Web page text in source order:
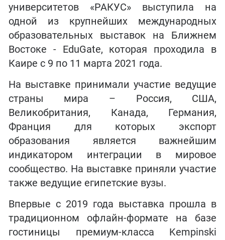
университетов «РАКУС» выступила на
одной из крупнейших международных
образовательных выставок на Ближнем
Востоке - EduGate, которая проходила в
Каире с 9 по 11 марта 2021 года.
На выставке принимали участие ведущие
страны мира – Россия, США,
Великобритания, Канада, Германия,
Франция для которых экспорт
образования является важнейшим
индикатором интеграции в мировое
сообщество. На выставке приняли участие
также ведущие египетские вузы.
Впервые с 2019 года выставка прошла в
традиционном офлайн-формате на базе
гостиницы премиум-класса Kempinski